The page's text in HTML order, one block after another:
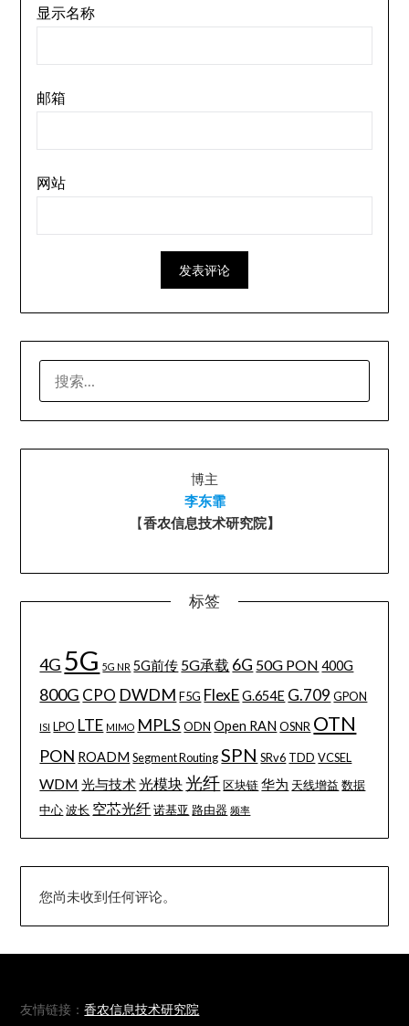
显示名称
邮箱
网站
索：
博主
李东霏
【香农信息技术研究院】
标签
4G 5G 5G NR 5G前传 5G承载 6G 50G PON 400G
800G CPO DWDM F5G FlexE G.654E G.709 GPON
ISI LPO LTE MIMO MPLS ODN Open RAN OSNR OTN
PON ROADM Segment Routing SPN SRv6 TDD VCSEL
WDM 光与技术 光模块光纤 区块链 华为 天线增益 数据
中心 波长 空芯光纤 诺基亚 路由器 频率
您尚未收到任何评论。
友情链接：香农信息技术研究院